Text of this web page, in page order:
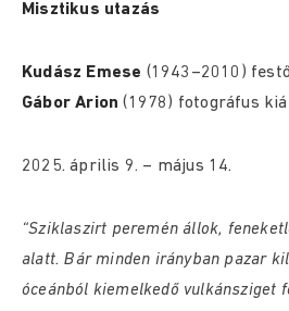
Misztikus utazás
Kudász Emese (1943–2010)
Gábor Arion (1978) fotográfus
2025. április 9. – május 14.
“Sziklaszirt peremén állok,
alatt. Bár minden irányban pazar
óceánból kiemelkedő vulkánsziget